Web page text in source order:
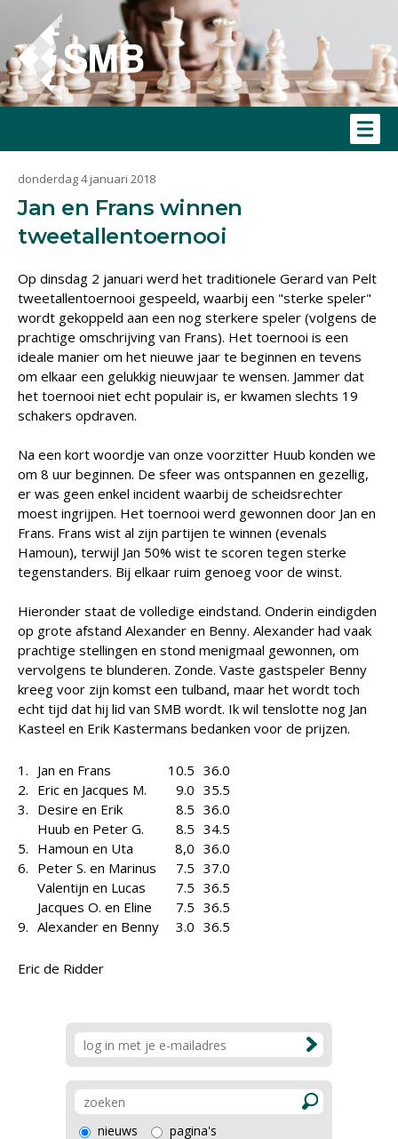
donderdag 4 januari 2018
Jan en Frans winnen
tweetallentoernooi
Op dinsdag 2 januari werd het traditionele Gerard van Pelt
tweetallentoernooi gespeeld, waarbij een "sterke speler"
wordt gekoppeld aan een nog sterkere speler (volgens de
prachtige omschrijving van Frans). Het toernooi is een
ideale manier om het nieuwe jaar te beginnen en tevens
om elkaar een gelukkig nieuwjaar te wensen. Jammer dat
het toernooi niet echt populair is, er kwamen slechts 19
schakers opdraven.
Na een kort woordje van onze voorzitter Huub konden we
om 8 uur beginnen. De sfeer was ontspannen en gezellig,
er was geen enkel incident waarbij de scheidsrechter
moest ingrijpen. Het toernooi werd gewonnen door Jan en
Frans. Frans wist al zijn partijen te winnen (evenals
Hamoun), terwijl Jan 50% wist te scoren tegen sterke
tegenstanders. Bij elkaar ruim genoeg voor de winst.
Hieronder staat de volledige eindstand. Onderin eindigden
op grote afstand Alexander en Benny. Alexander had vaak
prachtige stellingen en stond menigmaal gewonnen, om
vervolgens te blunderen. Zonde. Vaste gastspeler Benny
kreeg voor zijn komst een tulband, maar het wordt toch
echt tijd dat hij lid van SMB wordt. Ik wil tenslotte nog Jan
Kasteel en Erik Kastermans bedanken voor de prijzen.
1. Jan en Frans 10.5 36.0
2. Eric en Jacques M. 9.0 35.5
3. Desire en Erik 8.5 36.0
Huub en Peter G.
8.5 34.5
5. Hamoun en Uta 8,0 36.0
6. Peter S. en Marinus 7.5 37.0
Valentijn en Lucas
7.5 36.5
Jacques O. en Eline
7.5 36.5
9. Alexander en Benny 3.0 36.5
Eric de Ridder
nieuws pagina's